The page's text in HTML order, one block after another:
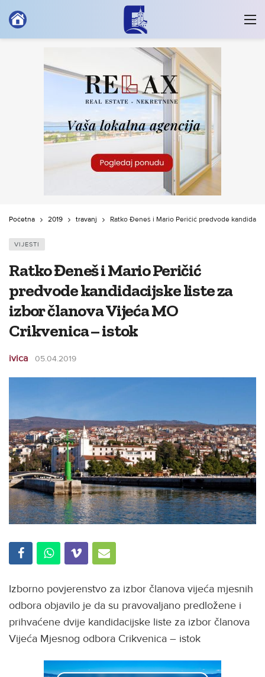
Početna 2019 travanj Ratko Đeneš i Mario Peričić predvode
VIJESTI
Ratko Đeneš i Mario Peričić
predvode kandidacijske liste za
izbor članova Vijeća MO
Crikvenica – istok
ivica 05.04.2019
Izborno povjerenstvo za izbor članova vijeća mjesnih
odbora objavilo je da su pravovaljano predložene i
prihvaćene dvije kandidacijske liste za izbor članova
Vijeća Mjesnog odbora Crikvenica – istok